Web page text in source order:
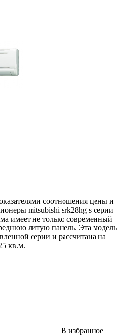
соотношения цены и
mitsubishi srk28hg s серии
имеет не только современный
литую панель. Эта модель
серии и рассчитана на
кв.м.
В избранное